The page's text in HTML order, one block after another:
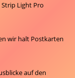
Light Pro
wir halt Postkarten
auf den